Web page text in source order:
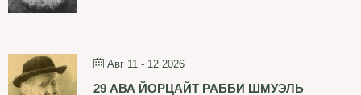
Авг 11 - 12 2026
29 АВА ЙОРЦАЙТ РАББИ ШМУЭЛЬ